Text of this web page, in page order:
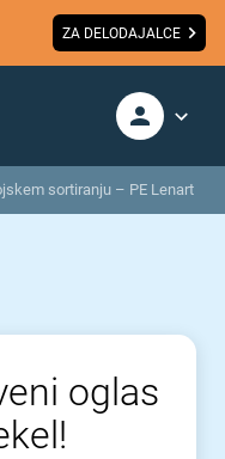
ZA DELODAJALCE
sortiranju – PE Lenart
oglas